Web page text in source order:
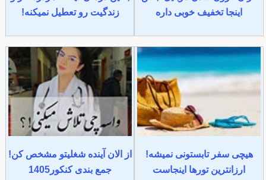
اینجا تخفیف خوبی داره
زندگیت رو تعطیل نمیکنه!
هیچی سفر تابستونی نمیشه!
ارزانترین تورها اینجاست
از الان آینده شغلیتو مشخص کن!
جمع بندی کنکور1405